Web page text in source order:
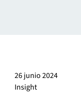
26 junio 2024
Insight